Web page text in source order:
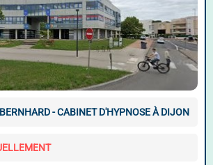
- CABINET D'HYPNOSE À DIJON